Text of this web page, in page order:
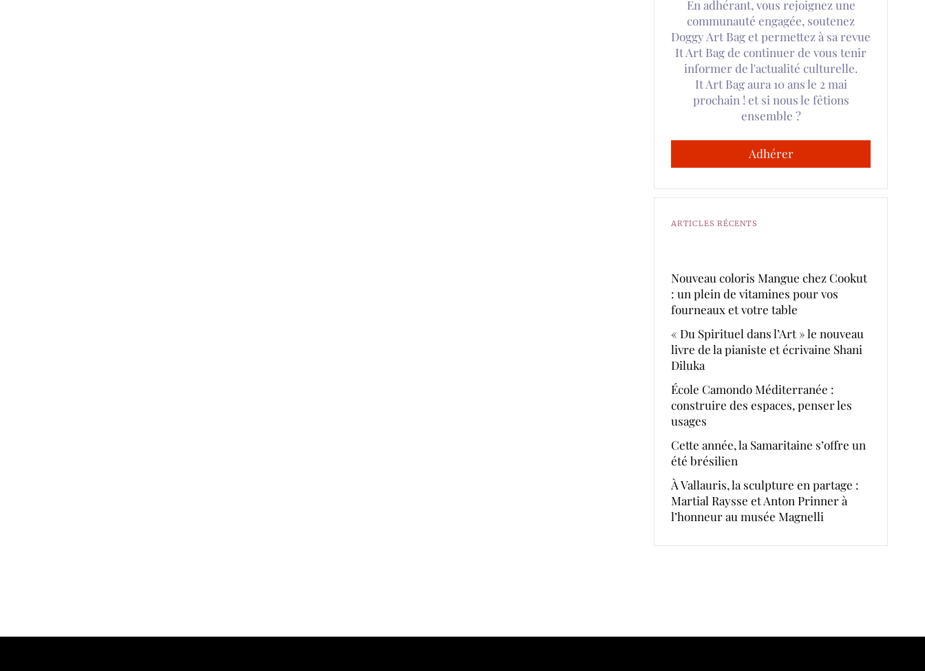
En adhérant, vous rejoignez une
communauté engagée, soutenez
Doggy Art Bag et permettez à sa revue
It Art Bag de continuer de vous tenir
informer de l'actualité culturelle.
It Art Bag aura 10 ans le 2 mai
prochain ! et si nous le fêtions
ensemble ?
Adhérer
ARTICLES RÉCENTS
Nouveau coloris Mangue chez Cookut
: un plein de vitamines pour vos
fourneaux et votre table
« Du Spirituel dans l’Art » le nouveau
livre de la pianiste et écrivaine Shani
Diluka
École Camondo Méditerranée :
construire des espaces, penser les
usages
Cette année, la Samaritaine s’offre un
été brésilien
À Vallauris, la sculpture en partage :
Martial Raysse et Anton Prinner à
l’honneur au musée Magnelli